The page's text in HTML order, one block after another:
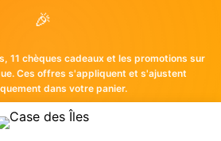
🎉
11 chèques cadeaux et les promotions sur
Ces offres s'appliquent et s'ajustent
dans votre panier.